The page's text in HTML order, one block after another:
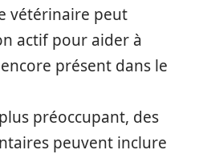
vétérinaire peut
actif pour aider à
présent dans le
préoccupant, des
peuvent inclure